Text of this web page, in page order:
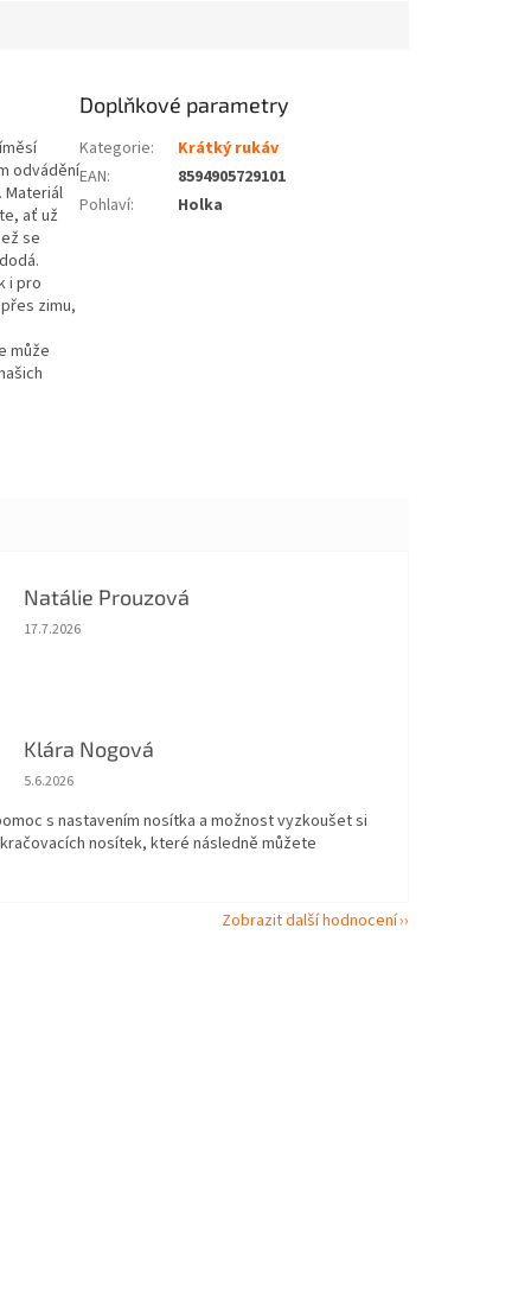
odvádění
Materiál
ať už
se
i pro
zimu,
může
Doplňkové parametry
Kategorie:
Krátký rukáv
EAN:
8594905729101
Pohlaví: Holka
Natálie Prouzová
Hodnocení obchodu je 5 z 5 hvězdiček.
17.7.2026
Klára Nogová
Hodnocení obchodu je 5 z 5 hvězdiček.
5.6.2026
s nastavením nosítka a možnost vyzkoušet si
nosítek, které následně můžete
Zobrazit další hodnocení